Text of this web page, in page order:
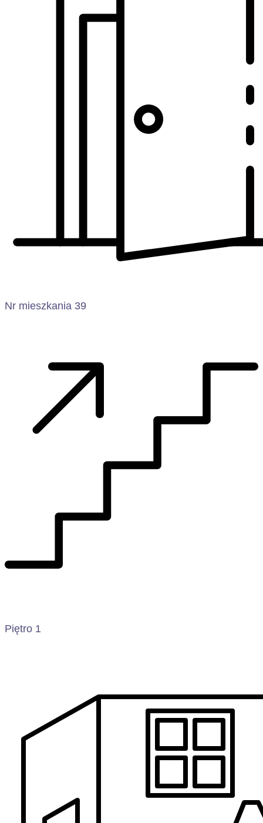
Nr mieszkania 39
Piętro 1